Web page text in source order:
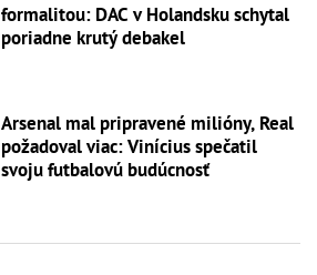
formalitou: DAC v Holandsku schytal
poriadne krutý debakel
Arsenal mal pripravené milióny, Real
požadoval viac: Vinícius spečatil
svoju futbalovú budúcnosť